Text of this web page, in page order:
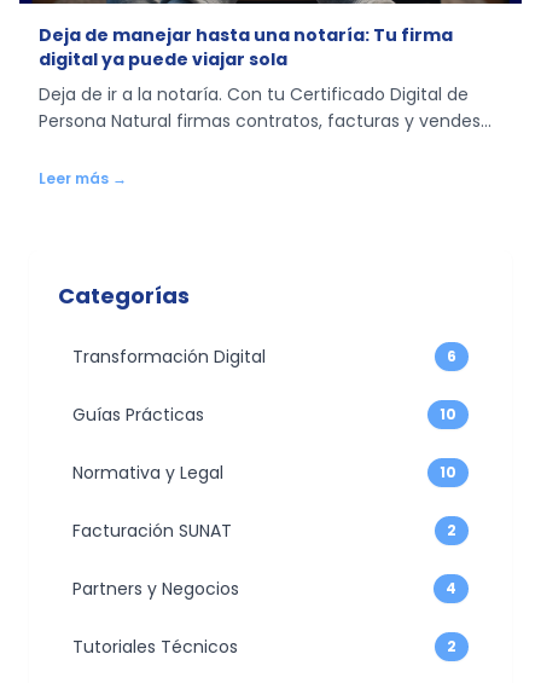
Deja de manejar hasta una notaría: Tu firma
digital ya puede viajar sola
Deja de ir a la notaría. Con tu Certificado Digital de
Persona Natural firmas contratos, facturas y vendes
Leer más →
Categorías
Transformación Digital 6
Guías Prácticas 10
Normativa y Legal 10
Facturación SUNAT 2
Partners y Negocios 4
Tutoriales Técnicos 2